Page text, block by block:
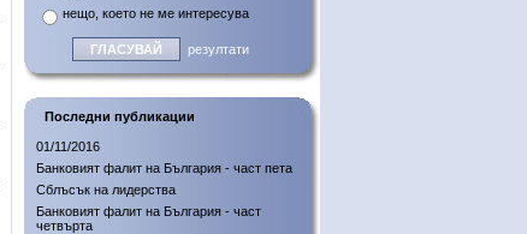
нещо, което не ме интересува
резултати
Последни публикации
01/11/2016
Банковият фалит на България - част пета
Сблъсък на лидерства
Банковият фалит на България - част
четвърта